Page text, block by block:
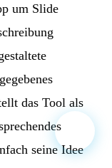
um Slide
das Tool als
seine Idee